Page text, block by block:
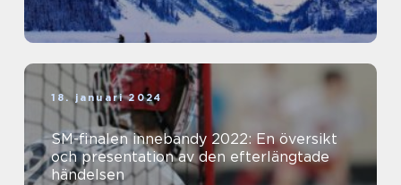
18. januari 2024
SM-finalen innebandy 2022: En översikt
och presentation av den efterlängtade
händelsen